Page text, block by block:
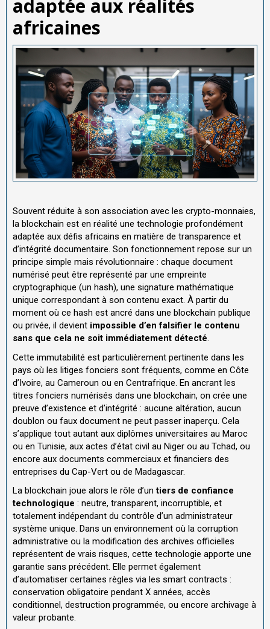
adaptée aux réalités
africaines
Souvent réduite à son association avec les crypto-monnaies,
la blockchain est en réalité une technologie profondément
adaptée aux défis africains en matière de transparence et
d’intégrité documentaire. Son fonctionnement repose sur un
principe simple mais révolutionnaire : chaque document
numérisé peut être représenté par une empreinte
cryptographique (un hash), une signature mathématique
unique correspondant à son contenu exact. À partir du
moment où ce hash est ancré dans une blockchain publique
ou privée, il devient impossible d’en falsifier le contenu
sans que cela ne soit immédiatement détecté.
Cette immutabilité est particulièrement pertinente dans les
pays où les litiges fonciers sont fréquents, comme en Côte
d’Ivoire, au Cameroun ou en Centrafrique. En ancrant les
titres fonciers numérisés dans une blockchain, on crée une
preuve d’existence et d’intégrité : aucune altération, aucun
doublon ou faux document ne peut passer inaperçu. Cela
s’applique tout autant aux diplômes universitaires au Maroc
ou en Tunisie, aux actes d’état civil au Niger ou au Tchad, ou
encore aux documents commerciaux et financiers des
entreprises du Cap-Vert ou de Madagascar.
La blockchain joue alors le rôle d’untiers de confiance
technologique : neutre, transparent, incorruptible, et
totalement indépendant du contrôle d’un administrateur
système unique. Dans un environnement où la corruption
administrative ou la modification des archives officielles
représentent de vrais risques, cette technologie apporte une
garantie sans précédent. Elle permet également
d’automatiser certaines règles via les smart contracts :
conservation obligatoire pendant X années, accès
conditionnel, destruction programmée, ou encore archivage à
valeur probante.